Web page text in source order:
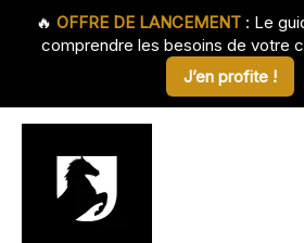
contenu
🔥 OFFRE DE LANCEMENT : Le
comprendre les besoins de votre
J’en profite !